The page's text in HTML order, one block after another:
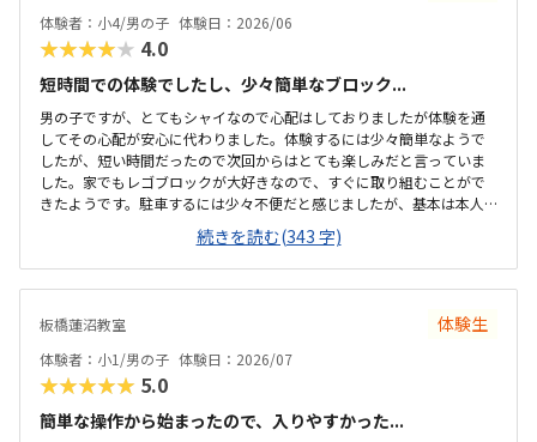
体験者：小4/男の子 体験日：2026/06
★★★★★ 4.0
短時間での体験でしたし、少々簡単なブロック...
男の子ですが、とてもシャイなので心配はしておりましたが体験を通
してその心配が安心に代わりました。体験するには少々簡単なようで
したが、短い時間だったので次回からはとても楽しみだと言っていま
した。家でもレゴブロックが大好きなので、すぐに取り組むことがで
きたようです。駐車するには少々不便だと感じましたが、基本は本人
の送迎だけになるので問題ないと感じましたし、駅ちかでなくても車
なので問題ないです落ち着いた雰囲気でしたが、作業スペースが子供
の人数には狭いのではないかと思いました。せめて1か月3回 もしく
は90分ではなく120分だといいかなと、プログラミング教室は週1回の
ので、これから良い点が増えてくるのではないかと思います。
続きを読む(343 字)
板橋蓮沼教室 体験生
体験者：小1/男の子 体験日：2026/07
★★★★★ 5.0
簡単な操作から始まったので、入りやすかった...